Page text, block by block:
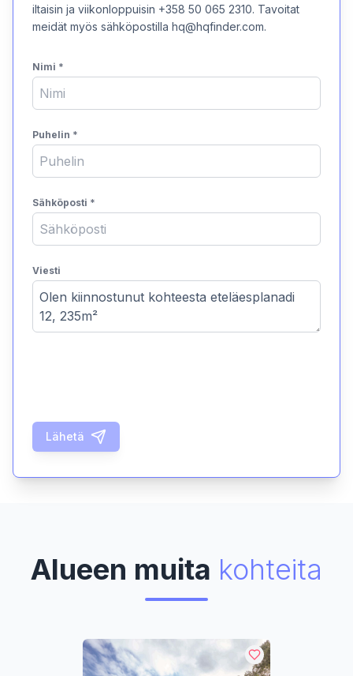
iltaisin ja viikonloppuisin +358 50 065 2310. Tavoitat
meidät myös sähköpostilla hq@hqfinder.com.
Nimi *
Puhelin *
Sähköposti *
Viesti
Lähetä
Alueen muita kohteita